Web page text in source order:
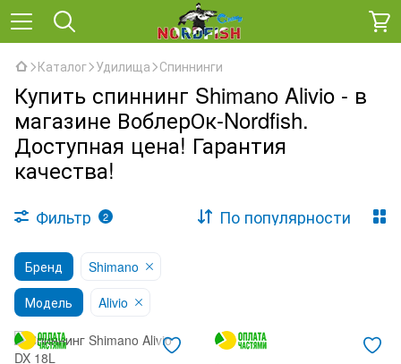
Каталог Удилища Спиннинги
Купить спиннинг Shimano Alivio - в
магазине ВоблерОк-Nordfish.
Доступная цена! Гарантия
качества!
Фильтр 2 По популярности
Бренд
Shimano
Модель
Alivio